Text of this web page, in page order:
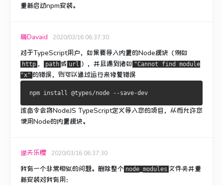
重新启动npm安装。
梅Davaid 2020/03/16 06:37:30
对于TypeScript用户，如果要导入内置的Node模块（例如
http ， path 或 url ），并且遇到诸如 "Cannot find module
"x" 的错误，则可以通过运行来修复错误
该命令会将NodeJS TypeScript定义导入您的项目，从而允许您
使用Node的内置模块。
逆天乐樱 2020/03/16 06:37:30
我有一个非常相似的问题。 删除整个 node_modules 文件夹并重
新安装对我有用：